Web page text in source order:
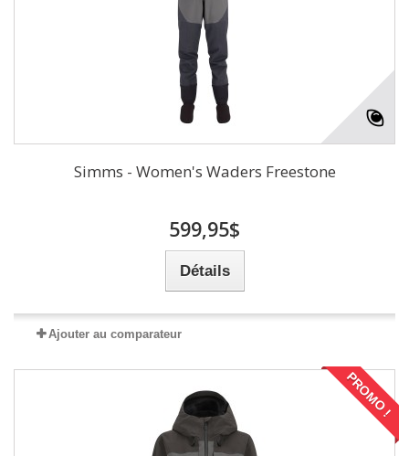
Simms - Women's Waders Freestone
599,95$
Détails
Ajouter au comparateur
PROMO !